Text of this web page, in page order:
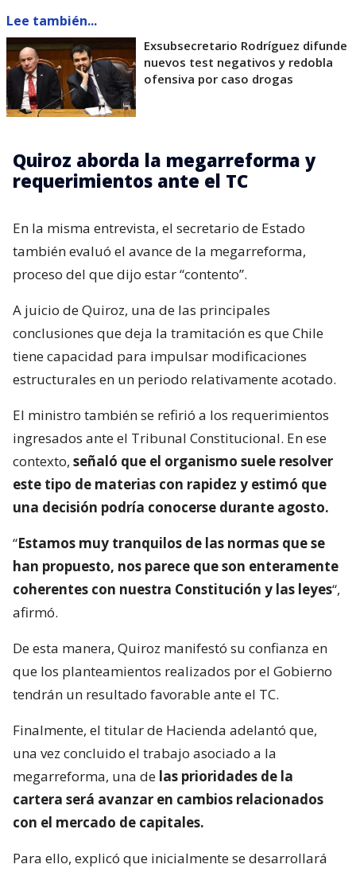
Lee también...
Exsubsecretario Rodríguez difunde
nuevos test negativos y redobla
ofensiva por caso drogas
Quiroz aborda la megarreforma y
requerimientos ante el TC
En la misma entrevista, el secretario de Estado
también evaluó el avance de la megarreforma,
proceso del que dijo estar “contento”.
A juicio de Quiroz, una de las principales
conclusiones que deja la tramitación es que Chile
tiene capacidad para impulsar modificaciones
estructurales en un periodo relativamente acotado.
El ministro también se refirió a los requerimientos
ingresados ante el Tribunal Constitucional. En ese
contexto, señaló que el organismo suele resolver
este tipo de materias con rapidez y estimó que
una decisión podría conocerse durante agosto.
“Estamos muy tranquilos de las normas que se
han propuesto, nos parece que son enteramente
coherentes con nuestra Constitución y las leyes“,
afirmó.
De esta manera, Quiroz manifestó su confianza en
que los planteamientos realizados por el Gobierno
tendrán un resultado favorable ante el TC.
Finalmente, el titular de Hacienda adelantó que,
una vez concluido el trabajo asociado a la
megarreforma, una de las prioridades de la
cartera será avanzar en cambios relacionados
con el mercado de capitales.
Para ello, explicó que inicialmente se desarrollará